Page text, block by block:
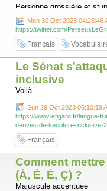
Personne grossière et
8) Faquin
Personnage sot,
9) Ribaude
Personne menant une vie
10) Gougnafier
Individu qui travaille mal,
Mon 30 Oct 2023 04:25:46
https://twitter.com/
Français
Le Sénat
inclusive
Voilà.
Sun 29 Oct 2023 06:10:19
https://www.lefigaro.fr/langue-
derives-de-l-ecriture-inclusive-
Français
Comment
(À, É, È, Ç) ?
Majuscule accentuée